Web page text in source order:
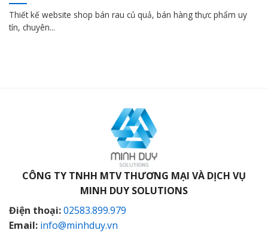
Thiết kế website shop bán rau củ quả, bán hàng thực phẩm uy
tín, chuyên...
CÔNG TY TNHH MTV THƯƠNG MẠI VÀ DỊCH VỤ
MINH DUY SOLUTIONS
Điện thoại:02583.899.979
Email: info@minhduy.vn